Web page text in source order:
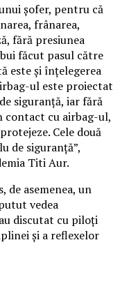
șofer, pentru că
frânarea,
fără presiunea
făcut pasul către
este și înțelegerea
ul este proiectat
siguranță, iar fără
contact cu airbag-ul,
Cele două
de siguranță”,
Titi Aur.
de asemenea, un
vedea
discutat cu piloți
și a reflexelor